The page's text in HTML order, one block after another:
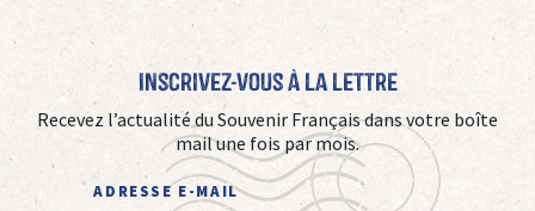
Inscrivez-vous à La Lettre
Recevez l’actualité du Souvenir Français dans votre boîte
mail une fois par mois.
ADRESSE E-MAIL